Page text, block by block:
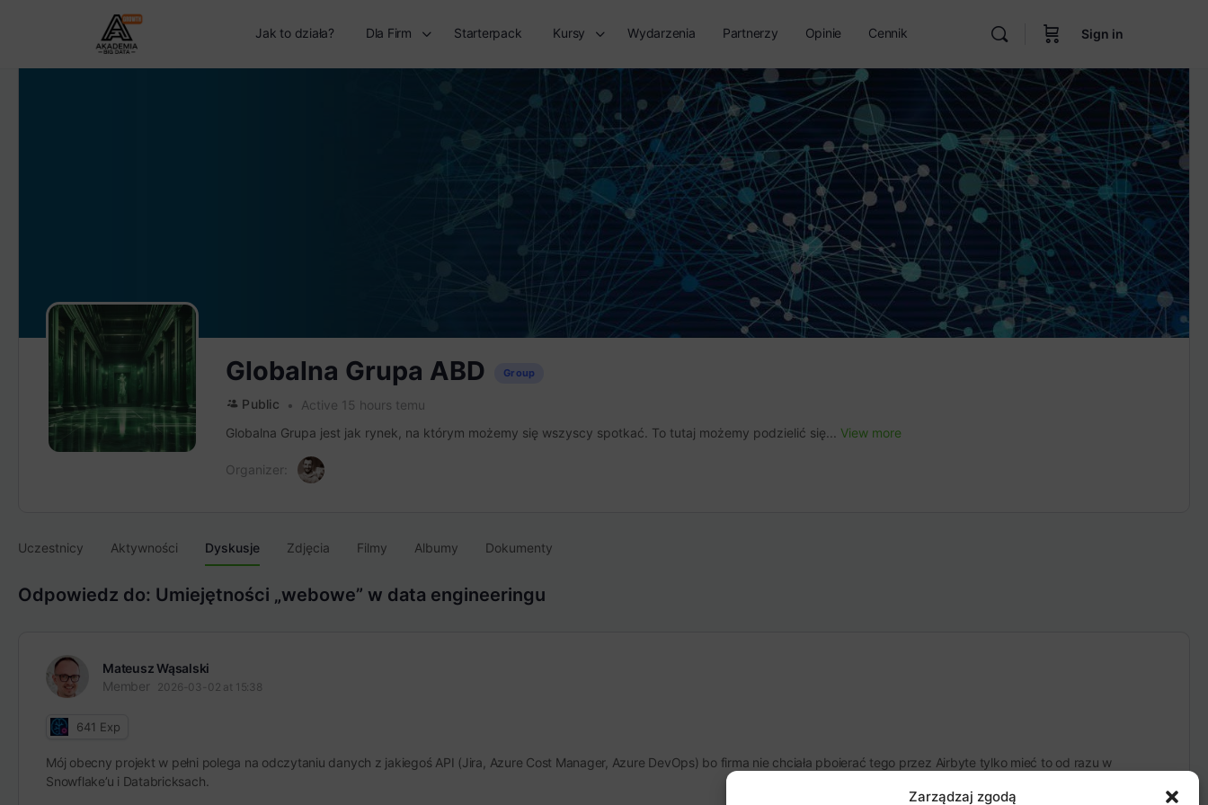
Zarządzaj zgodą
Jak to działa? Dla Firm Starterpack Kursy Wydarzenia Partnerzy Opinie Cennik Sign in
Globalna Grupa ABD Group
Public
Active 15 hours temu
Globalna Grupa jest jak rynek, na którym możemy się wszyscy spotkać. To tutaj możemy podzielić się... View more
Organizer:
Uczestnicy Aktywności Dyskusje Zdjęcia Filmy Albumy Dokumenty
Odpowiedz do: Umiejętności „webowe” w data engineeringu
Mateusz Wąsalski
Member
2026-03-02 at 15:38
641 Exp
Mój obecny projekt w pełni polega na odczytaniu danych z jakiegoś API (Jira, Azure Cost Manager, Azure DevOps) bo firma nie chciała pboierać tego przez Airbyte tylko mieć to od razu w
Snowflake’u i Databricksach.